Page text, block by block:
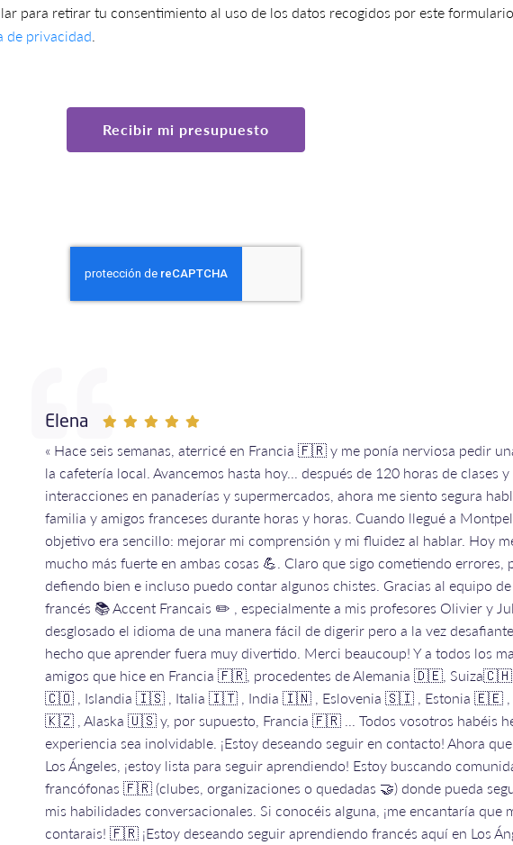
para retirar tu consentimiento al uso de los datos recogidos por este
de privacidad.
Recibir mi presupuesto
Elena
« Hace seis semanas, aterricé en Francia 🇫🇷 y me ponía nerviosa pedir
la cafetería local. Avancemos hasta hoy... después de 120 horas de clases
interacciones en panaderías y supermercados, ahora me siento segura
familia y amigos franceses durante horas y horas. Cuando llegué a
objetivo era sencillo: mejorar mi comprensión y mi fluidez al hablar. Hoy
mucho más fuerte en ambas cosas 💪. Claro que sigo cometiendo errores,
defiendo bien e incluso puedo contar algunos chistes. Gracias al equipo
francés 📚 Accent Francais ✏️ , especialmente a mis profesores Olivier y
desglosado el idioma de una manera fácil de digerir pero a la vez
hecho que aprender fuera muy divertido. Merci beaucoup! Y a todos los
amigos que hice en Francia 🇫🇷, procedentes de Alemania 🇩🇪,
🇨🇴 , Islandia 🇮🇸 , Italia 🇮🇹 , India 🇮🇳 , Eslovenia 🇸🇮 , Estonia 🇪🇪 ,
🇰🇿 , Alaska 🇺🇸 y, por supuesto, Francia 🇫🇷 ... Todos vosotros habéis
experiencia sea inolvidable. ¡Estoy deseando seguir en contacto! Ahora
Los Ángeles, ¡estoy lista para seguir aprendiendo! Estoy buscando
francófonas 🇫🇷 (clubes, organizaciones o quedadas 🤝) donde pueda
mis habilidades conversacionales. Si conocéis alguna, ¡me encantaría que
contarais! 🇫🇷 ¡Estoy deseando seguir aprendiendo francés aquí en Los